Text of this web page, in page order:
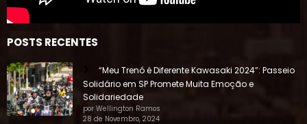
POSTS RECENTES
“Meu Trenó é Diferente Kawasaki 2024”: Passeio
Solidário em SP Promete Muita Emoção e
Solidariedade
por Wellington Ramos
28 de Novembro, 2024